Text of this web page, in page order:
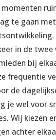
te gaan
in de
bij
frequentie
de
je wel voor
Wij kiezen
achter